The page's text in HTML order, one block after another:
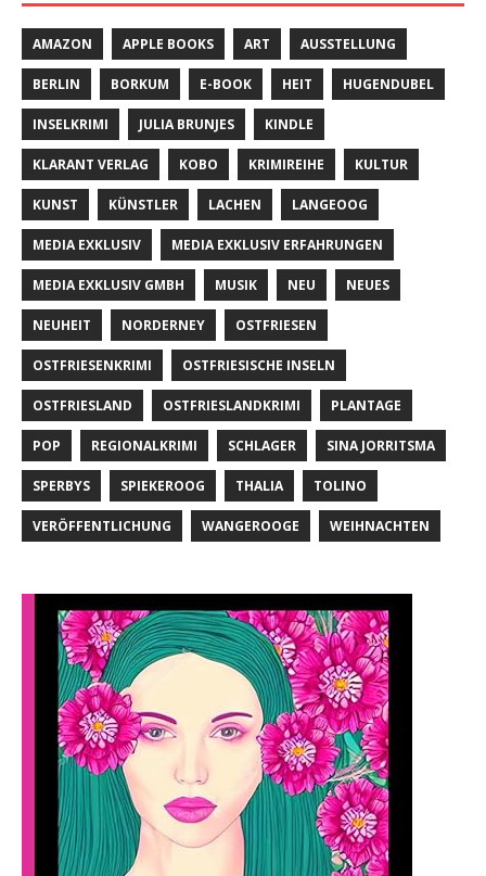
AMAZON APPLE BOOKS ART AUSSTELLUNG
BERLIN BORKUM E-BOOK HEIT HUGENDUBEL
INSELKRIMI JULIA BRUNJES KINDLE
KLARANT VERLAG KOBO KRIMIREIHE KULTUR
KUNST KÜNSTLER LACHEN LANGEOOG
MEDIA EXKLUSIV MEDIA EXKLUSIV ERFAHRUNGEN
MEDIA EXKLUSIV GMBH MUSIK NEU NEUES
NEUHEIT NORDERNEY OSTFRIESEN
OSTFRIESENKRIMI OSTFRIESISCHE INSELN
OSTFRIESLAND OSTFRIESLANDKRIMI PLANTAGE
POP REGIONALKRIMI SCHLAGER SINA JORRITSMA
SPERBYS SPIEKEROOG THALIA TOLINO
VERÖFFENTLICHUNG WANGEROOGE WEIHNACHTEN